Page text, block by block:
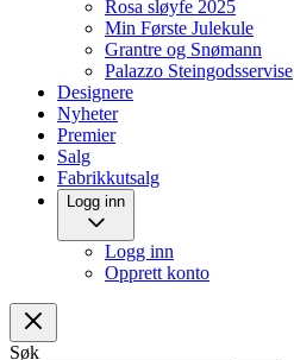
Rosa sløyfe 2025
Min Første Julekule
Grantre og Snømann
Palazzo Steingodsservise
Designere
Nyheter
Premier
Salg
Fabrikkutsalg
Logg inn
Logg inn
Opprett konto
Søk